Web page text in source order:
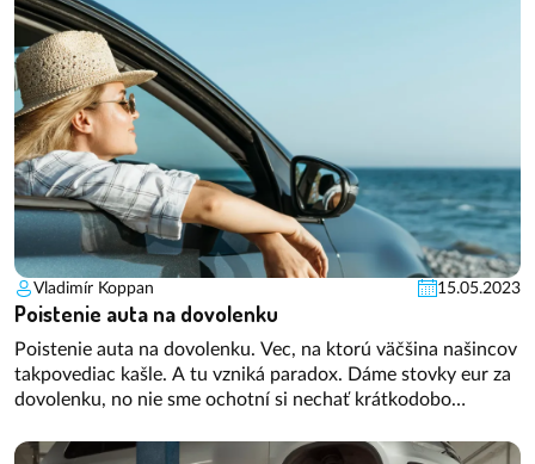
Vladimír Koppan 15.05.2023
Poistenie auta na dovolenku
Poistenie auta na dovolenku. Vec, na ktorú väčšina našincov
takpovediac kašle. A tu vzniká paradox. Dáme stovky eur za
dovolenku, no nie sme ochotní si nechať krátkodobo
škodovej udalosti, dni strávené pri mori sa predražia a